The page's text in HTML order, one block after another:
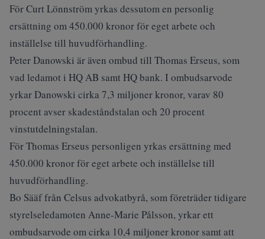
För Curt Lönnström yrkas dessutom en personlig
ersättning om 450.000 kronor för eget arbete och
inställelse till huvudförhandling.
Peter Danowski är även ombud till Thomas Erseus, som
vad ledamot i HQ AB samt HQ bank. I ombudsarvode
yrkar Danowski cirka 7,3 miljoner kronor, varav 80
procent avser skadeståndstalan och 20 procent
vinstutdelningstalan.
För Thomas Erseus personligen yrkas ersättning med
450.000 kronor för eget arbete och inställelse till
huvudförhandling.
Bo Sääf från Celsus advokatbyrå, som företräder tidigare
styrelseledamoten Anne-Marie Pålsson, yrkar ett
ombudsarvode om cirka 10,4 miljoner kronor samt att